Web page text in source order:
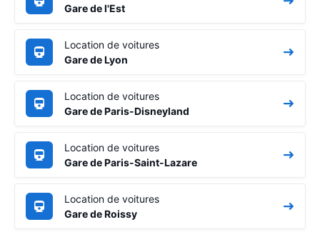
Gare de l'Est
Location de voitures
Gare de Lyon
Location de voitures
Gare de Paris-Disneyland
Location de voitures
Gare de Paris-Saint-Lazare
Location de voitures
Gare de Roissy